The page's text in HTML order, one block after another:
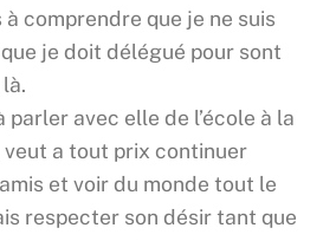
à comprendre que je ne suis
je doit délégué pour sont
parler avec elle de l’école à la
veut a tout prix continuer
et voir du monde tout le
respecter son désir tant que